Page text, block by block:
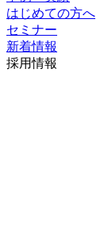
はじめての方へ
セミナー
新着情報
採⽤情報